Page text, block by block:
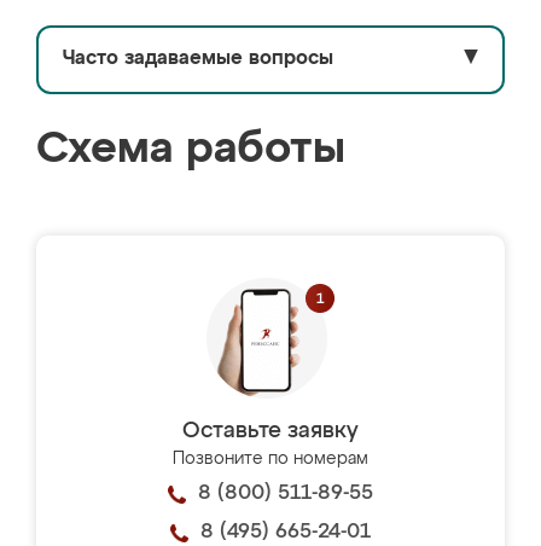
Часто задаваемые вопросы ▼
Схема работы
Оставьте заявку
Позвоните по номерам
8 (800) 511-89-55
8 (495) 665-24-01